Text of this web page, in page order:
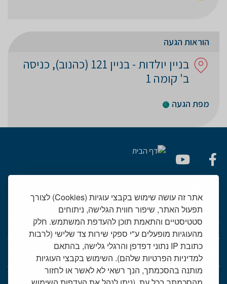
אתר זה עושה שימוש בקבצי עוגיות (Cookies) לצורך
תפעול האתר, שיפור חווית הגלישה, ניתוחים
סטטיסטיים והתאמת תוכן להעדפת המשתמש. חלק
מהעוגיות מופעלים ע"י ספקי שירות צד שלישי (לרבות
כתובת IP נתוני דפדפן והרגלי גלישה, בהתאם
למדיניות הפרטיות שלהם). השימוש בקבצי העוגיות
מותנה בהסכמתך, הנך רשאי לא לאשר או לחזור
הוראות הגעה
בניין יולדות - בניין 121 (כהנוב), כניסה
ב' קומה 1
מפת הגעה
יחידות רפואיות
אודות המרכז הרפואי שמיר
שמיר אישי - פורטל מטופלים